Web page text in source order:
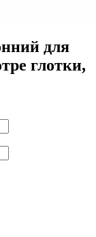
для
глотки,